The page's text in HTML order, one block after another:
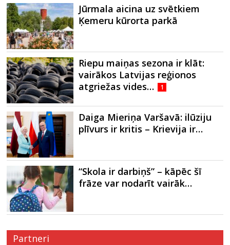
Jūrmala aicina uz svētkiem
Ķemeru kūrorta parkā
Riepu maiņas sezona ir klāt:
vairākos Latvijas reģionos
atgriežas vides…
1
Daiga Mieriņa Varšavā: ilūziju
plīvurs ir kritis – Krievija ir…
“Skola ir darbiņš” – kāpēc šī
frāze var nodarīt vairāk…
Partneri